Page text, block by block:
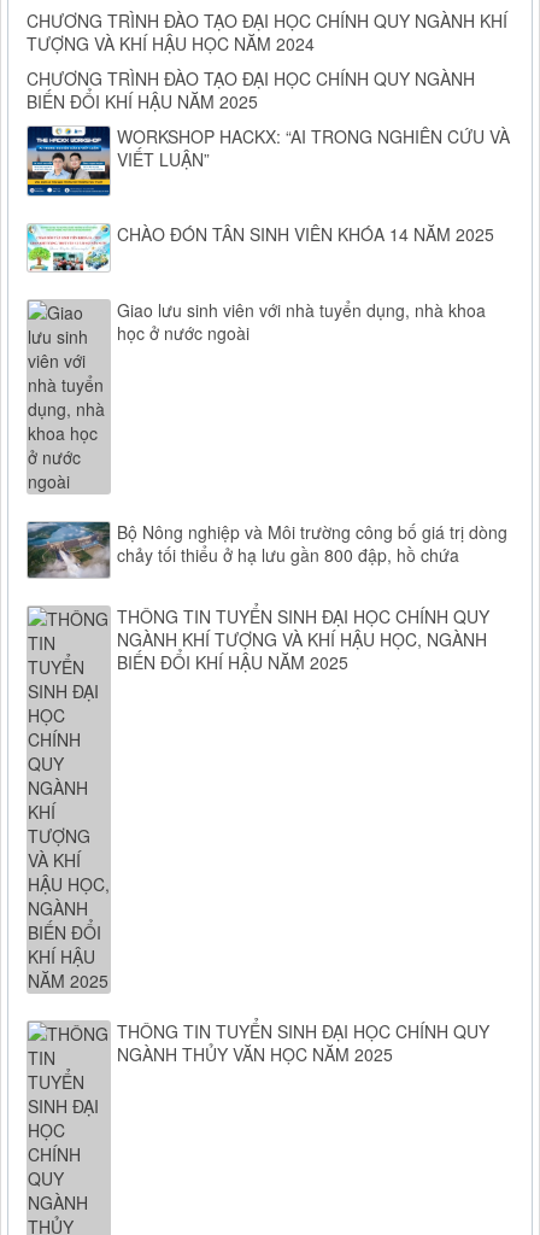
CHƯƠNG TRÌNH ĐÀO TẠO ĐẠI HỌC CHÍNH QUY NGÀNH KHÍ
TƯỢNG VÀ KHÍ HẬU HỌC NĂM 2024
CHƯƠNG TRÌNH ĐÀO TẠO ĐẠI HỌC CHÍNH QUY NGÀNH
BIẾN ĐỔI KHÍ HẬU NĂM 2025
WORKSHOP HACKX: “AI TRONG NGHIÊN CỨU VÀ
VIẾT LUẬN”
CHÀO ĐÓN TÂN SINH VIÊN KHÓA 14 NĂM 2025
Giao lưu sinh viên với nhà tuyển dụng, nhà khoa
học ở nước ngoài
Bộ Nông nghiệp và Môi trường công bố giá trị dòng
chảy tối thiểu ở hạ lưu gần 800 đập, hồ chứa
THÔNG TIN TUYỂN SINH ĐẠI HỌC CHÍNH QUY
NGÀNH KHÍ TƯỢNG VÀ KHÍ HẬU HỌC, NGÀNH
BIẾN ĐỔI KHÍ HẬU NĂM 2025
THÔNG TIN TUYỂN SINH ĐẠI HỌC CHÍNH QUY
NGÀNH THỦY VĂN HỌC NĂM 2025